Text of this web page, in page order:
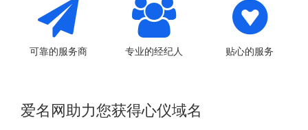
可靠的服务商 专业的经纪人 贴心的服务
爱名网助力您获得心仪域名